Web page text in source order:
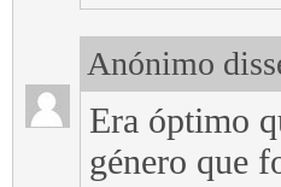
Anónimo
Era óptimo
género que